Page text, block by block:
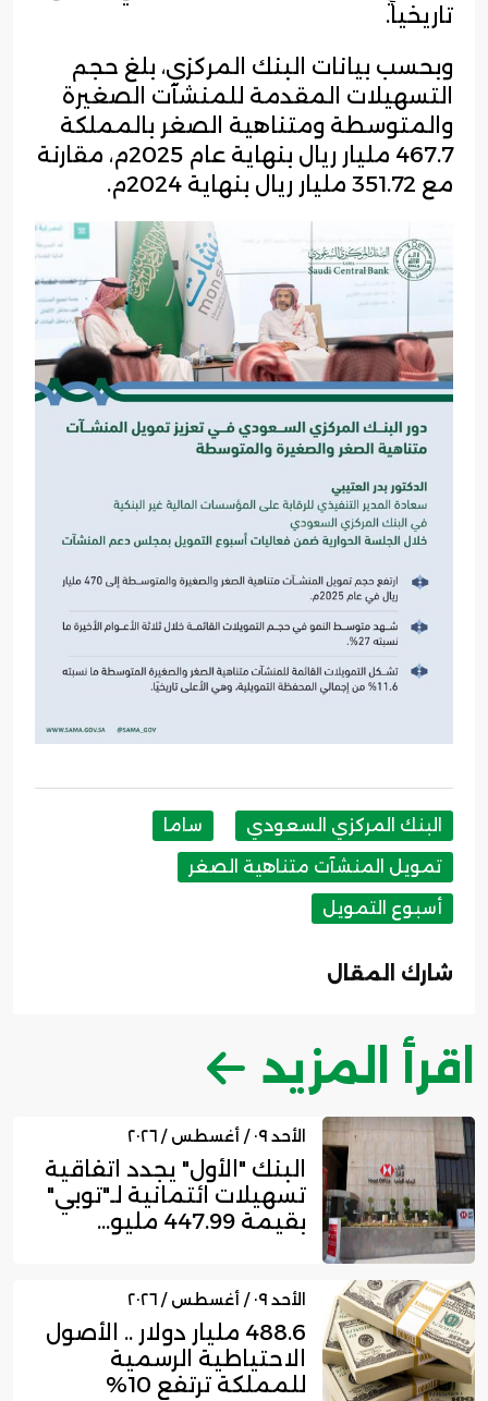
تاريخياً.
وبحسب بيانات البنك المركزي، بلغ حجم
التسهيلات المقدمة للمنشآت الصغيرة
والمتوسطة ومتناهية الصغر بالمملكة
467.7 مليار ريال بنهاية عام 2025م، مقارنة
مع 351.72 مليار ريال بنهاية 2024م.
البنك المركزي السعودي
ساما
تمويل المنشآت متناهية الصغر
أسبوع التمويل
شارك المقال
اقرأ المزيد
الأحد ٠٩ / أغسطس / ٢٠٢٦
البنك "الأول" يجدد اتفاقية
تسهيلات ائتمانية لـ"توبي"
بقيمة 447.99 مليو...
الأحد ٠٩ / أغسطس / ٢٠٢٦
488.6 مليار دولار .. الأصول
الاحتياطية الرسمية
للمملكة ترتفع 10%